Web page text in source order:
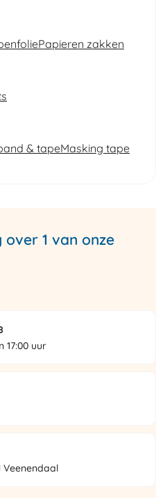
Papieren zakken
& tapeMasking tape
1 van onze
17:00 uur
Veenendaal